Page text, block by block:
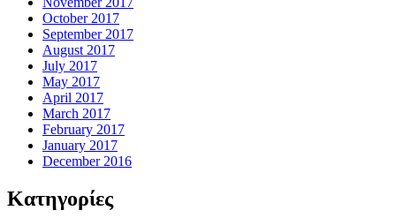
October 2017
September 2017
August 2017
July 2017
May 2017
April 2017
March 2017
February 2017
January 2017
December 2016
Kατηγορίες